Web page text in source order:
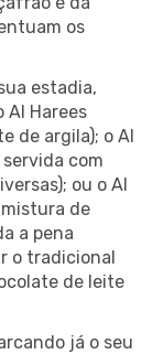
os
estadia,
Al Harees
de argila); o Al
com
ou o Al
de
a pena
o tradicional
de leite
já o seu